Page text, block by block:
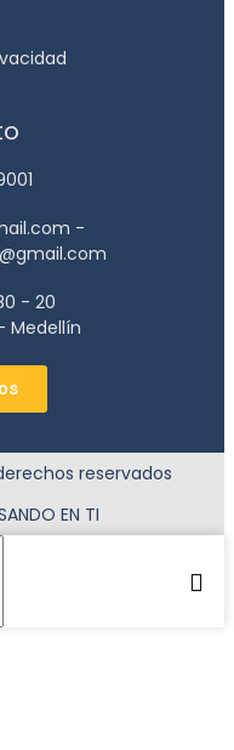
-
- 20
Medellín
reservados
EN TI